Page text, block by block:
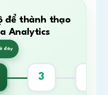
để thành thạo
Analytics
đây
3